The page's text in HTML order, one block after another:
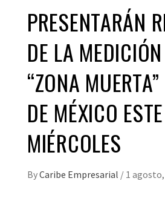
PRESENTARÁN
DE LA
“ZONA
DE MÉXICO ESTE
MIÉRCOLES
ByCaribe Empresarial / 1